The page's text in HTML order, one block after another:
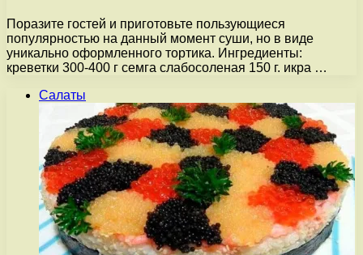
Поразите гостей и приготовьте пользующиеся
популярностью на данный момент суши, но в виде
уникально оформленного тортика. Ингредиенты:
креветки 300-400 г семга слабосоленая 150 г. икра …
Салаты